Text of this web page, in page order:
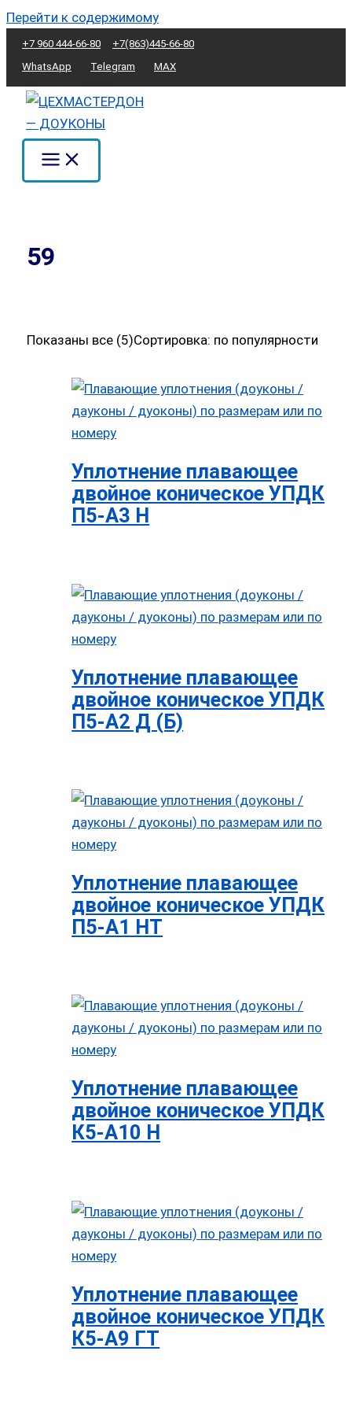
Перейти к содержимому
+7 960 444-66-80
+7(863)445-66-80
WhatsApp
Telegram MAX
59
Показаны все (5)Сортировка: по популярности
Уплотнение плавающее
двойное коническое УПДК
П5-А3 Н
Уплотнение плавающее
двойное коническое УПДК
П5-А2 Д (Б)
Уплотнение плавающее
двойное коническое УПДК
П5-А1 НТ
Уплотнение плавающее
двойное коническое УПДК
К5-А10 Н
Уплотнение плавающее
двойное коническое УПДК
К5-А9 ГТ